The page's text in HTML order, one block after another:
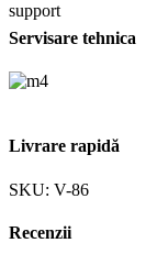
Servisare tehnica
Livrare rapidă
SKU: V-86
Recenzii